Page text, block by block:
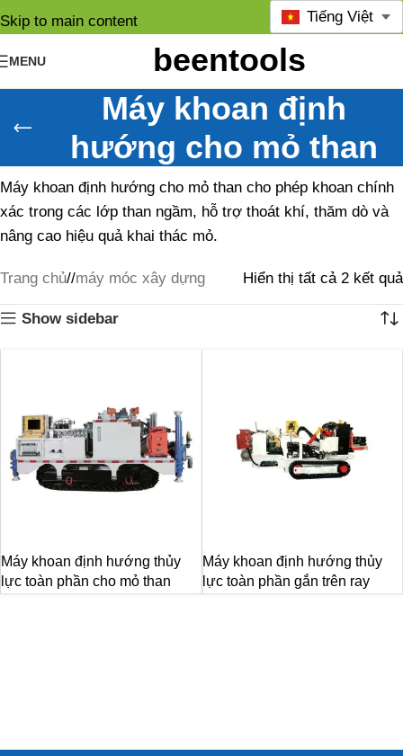
Skip to main content
MENU
Tiếng Việt
Máy khoan định
hướng cho mỏ than
Máy khoan định hướng cho mỏ than cho phép khoan chính
xác trong các lớp than ngầm, hỗ trợ thoát khí, thăm dò và
nâng cao hiệu quả khai thác mỏ.
Trang chủ/ máy móc xây dựng Hiển thị tất cả 2 kết quả
Show sidebar
Máy khoan định hướng thủy
lực toàn phần cho mỏ than
Máy khoan định hướng thủy
lực toàn phần gắn trên ray